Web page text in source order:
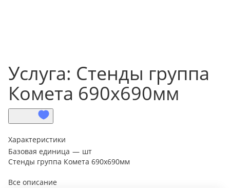
Услуга: Стенды группа
Комета 690х690мм
Характеристики
Базовая единица — шт
Стенды группа Комета 690х690мм
Все описание